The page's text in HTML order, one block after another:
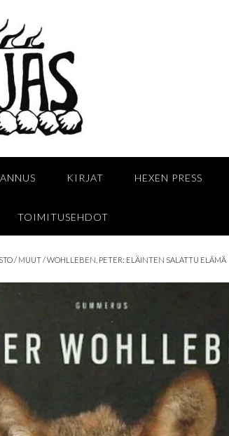
KIRJAT HEXEN PRESS
TOIMITUSEHDOT
/ MUUT/ WOHLLEBEN, PETER: ELÄINTEN SALATTU ELÄMÄ